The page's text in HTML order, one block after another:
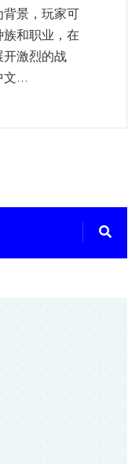
景，玩家可
和职业，在
激烈的战
文...